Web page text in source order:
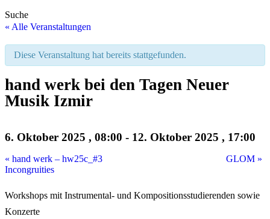
Suche
« Alle Veranstaltungen
Diese Veranstaltung hat bereits stattgefunden.
hand werk bei den Tagen Neuer
Musik Izmir
6. Oktober 2025 , 08:00 - 12. Oktober 2025 , 17:00
« hand werk – hw25c_#3
Incongruities
GLOM »
Workshops mit Instrumental- und Kompositionsstudierenden sowie
Konzerte